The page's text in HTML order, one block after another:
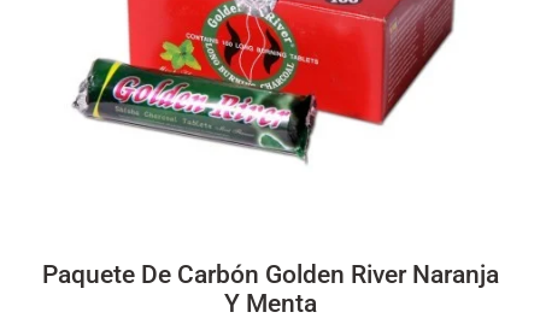
Paquete De Carbón Golden River Naranja
Y Menta